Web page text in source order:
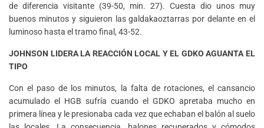
de diferencia visitante (39-50, min. 27). Cuesta dio unos muy
buenos minutos y siguieron las galdakaoztarras por delante en el
luminoso hasta el tramo final, 43-52.
JOHNSON LIDERA LA REACCIÓN LOCAL Y EL GDKO AGUANTA EL
TIPO
Con el paso de los minutos, la falta de rotaciones, el cansancio
acumulado el HGB sufría cuando el GDKO apretaba mucho en
primera línea y le presionaba cada vez que echaban el balón al suelo